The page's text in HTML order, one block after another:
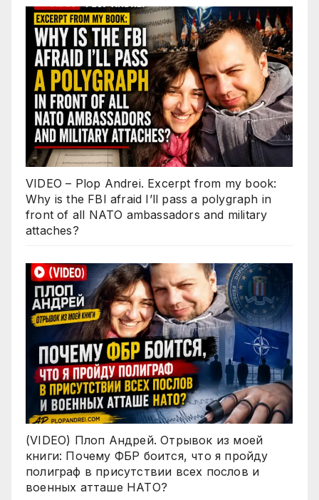
VIDEO – Plop Andrei. Excerpt from my book:
Why is the FBI afraid I’ll pass a polygraph in
front of all NATO ambassadors and military
attaches?
(VIDEO) Плоп Андрей. Отрывок из моей
книги: Почему ФБР боится, что я пройду
полиграф в присутствии всех послов и
военных атташе НАТО?